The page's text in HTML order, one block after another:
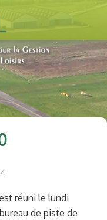
réuni le lundi
de piste de